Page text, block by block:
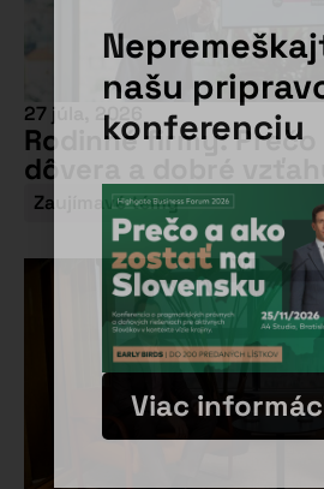
27 júla, 2026
Rodinné firmy: Prečo
dôvera a dobré
Zaujímavé témy
našu
konferenciu
Viac